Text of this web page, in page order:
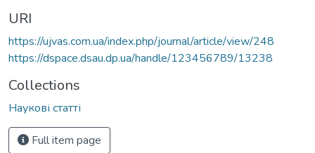
URI
https://ujvas.com.ua/index.php/journal/article/view/248
https://dspace.dsau.dp.ua/handle/123456789/13238
Collections
Наукові статті
Full item page